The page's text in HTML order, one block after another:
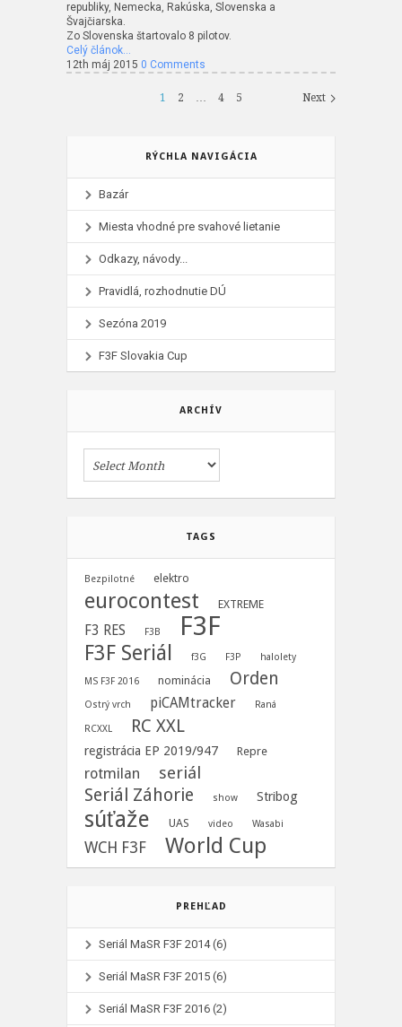
republiky, Nemecka, Rakúska, Slovenska a
Švajčiarska.
Zo Slovenska štartovalo 8 pilotov.
Celý článok…
12th máj 2015 0 Comments
Next
1 2 … 4 5
RÝCHLA NAVIGÁCIA
Bazár
Miesta vhodné pre svahové lietanie
Odkazy, návody...
Pravidlá, rozhodnutie DÚ
Sezóna 2019
F3F Slovakia Cup
ARCHÍV
TAGS
Bezpilotné elektro
eurocontest EXTREME
F3 RES F3B F3F
F3F Seriál f3G F3P halolety
MS F3F 2016 nominácia Orden
Ostrý vrch piCAMtracker Raná
RCXXL RC XXL
registrácia EP 2019/947 Repre
rotmilan seriál
Seriál Záhorie show Stribog
súťaže UAS video Wasabi
WCH F3F World Cup
PREHĽAD
Seriál MaSR F3F 2014(6)
Seriál MaSR F3F 2015 (6)
Seriál MaSR F3F 2016 (2)